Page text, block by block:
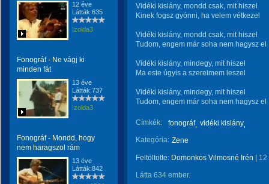
12 éve
Látták:635
Izolda3
Fonográf - Ne vágj ki
minden fát
13 éve
Látták:737
Izolda3
Fonográf - Mondd, hogy
nem haragszol rám
13 éve
Látták:842
Vidéki kislány, mondd csak, mit hiszel
Kinek fogsz gyónni, ha velem vétkezel
Vidéki kislány, mondd csak, mit hiszel
Tudom, engem már soha nem hagysz el
Vidéki kislány, mindegy, mit hiszel
Ma este úgyis a szerelmem leszel
Vidéki kislány, mindegy, mit hiszel
Tudom, engem már soha nem hagysz el
Címkék: fonográf vidéki kislány
Kategória: Zene
Feltöltötte: Domonkos Vilmosné Irén 12
Látta 634 ember.